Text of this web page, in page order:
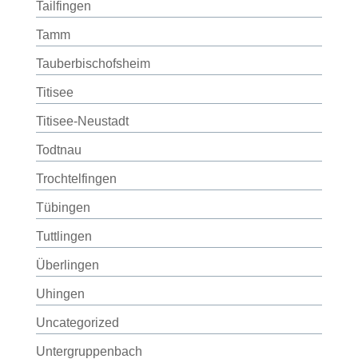
Tailfingen
Tamm
Tauberbischofsheim
Titisee
Titisee-Neustadt
Todtnau
Trochtelfingen
Tübingen
Tuttlingen
Überlingen
Uhingen
Uncategorized
Untergruppenbach